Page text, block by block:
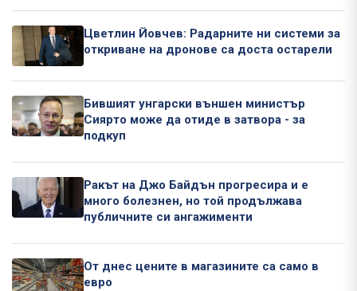
Цветлин Йовчев: Радарните ни системи за
откриване на дронове са доста остарели
Бившият унгарски външен министър
Сиярто може да отиде в затвора - за
подкуп
Ракът на Джо Байдън прогресира и е
много болезнен, но той продължава
публичните си ангажименти
От днес цените в магазините са само в
евро